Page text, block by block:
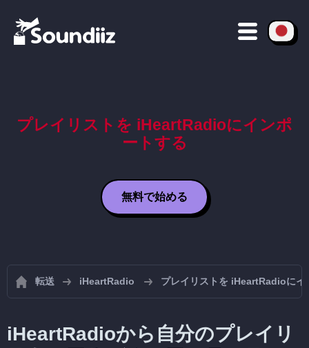
プレイリストを iHeartRadioにインポ
ートする
無料で始める
転送 iHeartRadio プレイリストを iHeartRadioにイ
iHeartRadioから自分のプレイリ